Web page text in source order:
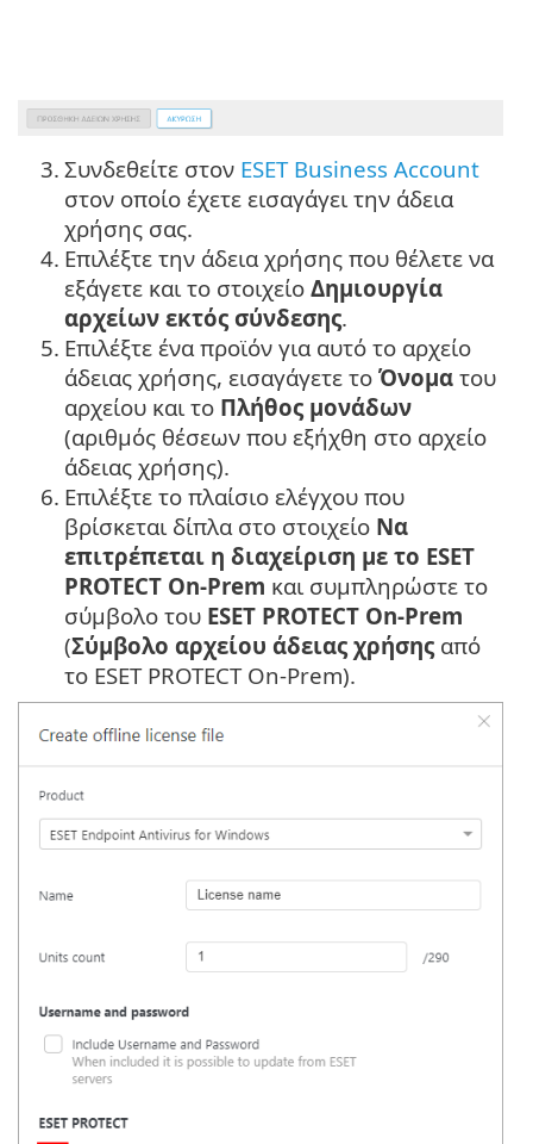
3. Συνδεθείτε στον ESET Business Account
στον οποίο έχετε εισαγάγει την άδεια
χρήσης σας.
4. Επιλέξτε την άδεια χρήσης που θέλετε να
εξάγετε και το στοιχείο Δημιουργία
αρχείων εκτός σύνδεσης.
5. Επιλέξτε ένα προϊόν για αυτό το αρχείο
άδειας χρήσης, εισαγάγετε το Όνομα του
αρχείου και το Πλήθος μονάδων
(αριθμός θέσεων που εξήχθη στο αρχείο
άδειας χρήσης).
6. Επιλέξτε το πλαίσιο ελέγχου που
βρίσκεται δίπλα στο στοιχείο Να
επιτρέπεται η διαχείριση με το ESET
PROTECT On-Prem και συμπληρώστε το
σύμβολο του ESET PROTECT On-Prem
(Σύμβολο αρχείου άδειας χρήσης από
το ESET PROTECT On-Prem).